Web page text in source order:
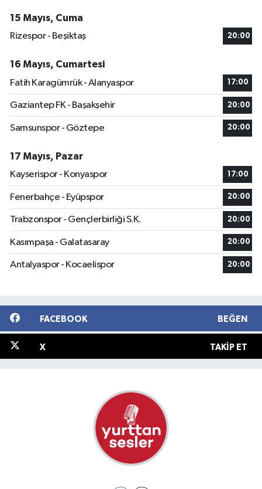
15 Mayıs, Cuma
Rizespor - Beşiktaş
20:00
16 Mayıs, Cumartesi
Fatih Karagümrük - Alanyaspor
17:00
Gaziantep FK - Başakşehir 20:00
Samsunspor - Göztepe 20:00
17 Mayıs, Pazar
Kayserispor - Konyaspor
17:00
Fenerbahçe - Eyüpspor 20:00
Trabzonspor - Gençlerbirliği S.K. 20:00
Kasımpaşa - Galatasaray 20:00
Antalyaspor - Kocaelispor 20:00
FACEBOOK BEĞEN
X TAKIP ET